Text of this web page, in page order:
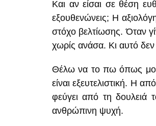
Και αν είσαι σε θέση
εξουθενώνεις; Η
στόχο βελτίωσης. Όταν
χωρίς ανάσα. Κι αυτό δεν
Θέλω να το πω όπως μου
είναι εξευτελιστική. Η
φεύγει από τη δουλειά
ανθρώπινη ψυχή.